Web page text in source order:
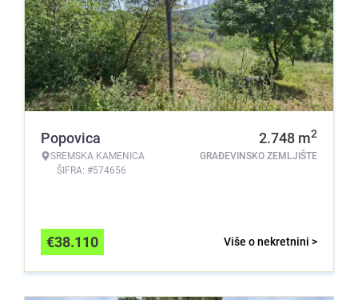
Popovica
SREMSKA KAMENICA
ŠIFRA: #574656
2.748 m2
GRAĐEVINSKO ZEMLJIŠTE
Više o nekretnini >
€38.110